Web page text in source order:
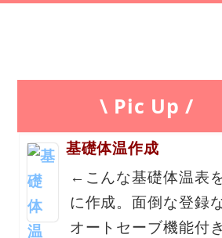
\ Pic Up /
基礎体温作成
←こんな基礎体温表
に作成。面倒な登録な
オートセーブ機能付き